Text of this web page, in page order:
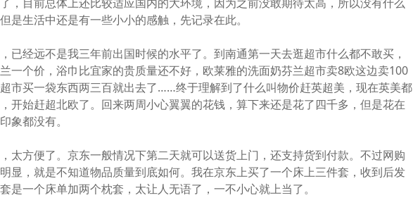
是生活中还是有一些小小的感触，先记录在此。
已经远不是我三年前出国时候的水平了。到南通第一天去逛超市什么都不敢买，
一个价，浴巾比宜家的贵质量还不好，欧莱雅的洗面奶芬兰超市卖8欧这边卖100
市买一袋东西两三百就出去了……终于理解到了什么叫物价赶英超美，现在英美都
开始赶超北欧了。回来两周小心翼翼的花钱，算下来还是花了四千多，但是花在
象都没有。
太方便了。京东一般情况下第二天就可以送货上门，还支持货到付款。不过网购
显，就是不知道物品质量到底如何。我在京东上买了一个床上三件套，收到后发
是一个床单加两个枕套，太让人无语了，一不小心就上当了。